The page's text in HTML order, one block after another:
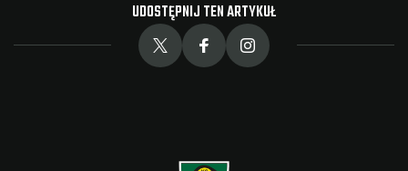
UDOSTĘPNIJ TEN ARTYKUŁ